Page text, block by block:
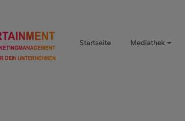
Startseite Mediathek